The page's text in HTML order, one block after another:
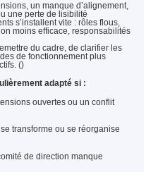
un manque d’alignement,
une perte de lisibilité
s’installent vite : rôles flous,
moins efficace, responsabilités
du cadre, de clarifier les
de fonctionnement plus
()
adapté si :
ouvertes ou un conflit
transforme ou se réorganise
de direction manque